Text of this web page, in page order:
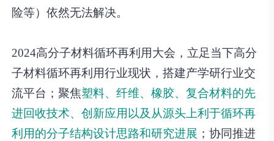
险等）依然无法解决。
2024高分子材料循环再利用大会 ，立足当下高分
子材料循环再利用行业现状，搭建产学研行业交
流平台；聚焦塑料、纤维、橡胶、复合材料的先
进回收技术、创新应用以及从源头上利于循环再
利用的分子结构设计思路和研究进展 ；协同推进